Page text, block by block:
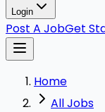
Login
Post A JobGet
Home
All Jobs